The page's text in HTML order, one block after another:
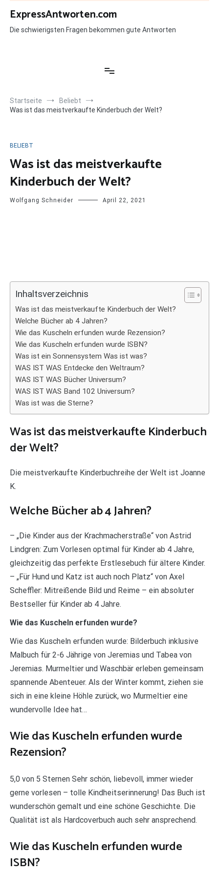
Zum
Inhalt
springen
ExpressAntworten.com
Die schwierigsten Fragen bekommen gute Antworten
Startseite
Beliebt
Was ist das meistverkaufte Kinderbuch der Welt?
BELIEBT
Was ist das meistverkaufte
Kinderbuch der Welt?
Wolfgang Schneider April 22, 2021
Inhaltsverzeichnis
Was ist das meistverkaufte Kinderbuch der Welt?
Welche Bücher ab 4 Jahren?
Wie das Kuscheln erfunden wurde Rezension?
Wie das Kuscheln erfunden wurde ISBN?
Was ist ein Sonnensystem Was ist was?
WAS IST WAS Entdecke den Weltraum?
WAS IST WAS Bücher Universum?
WAS IST WAS Band 102 Universum?
Was ist was die Sterne?
Was ist das meistverkaufte Kinderbuch
der Welt?
Die meistverkaufte Kinderbuchreihe der Welt ist Joanne
K.
Welche Bücher ab 4 Jahren?
– „Die Kinder aus der Krachmacherstraße“ von Astrid
Lindgren: Zum Vorlesen optimal für Kinder ab 4 Jahre,
gleichzeitig das perfekte Erstlesebuch für ältere Kinder.
– „Für Hund und Katz ist auch noch Platz“ von Axel
Scheffler: Mitreißende Bild und Reime – ein absoluter
Bestseller für Kinder ab 4 Jahre.
Wie das Kuscheln erfunden wurde?
Wie das Kuscheln erfunden wurde: Bilderbuch inklusive
Malbuch für 2-6 Jährige von Jeremias und Tabea von
Jeremias. Murmeltier und Waschbär erleben gemeinsam
spannende Abenteuer. Als der Winter kommt, ziehen sie
sich in eine kleine Höhle zurück, wo Murmeltier eine
wundervolle Idee hat…
Wie das Kuscheln erfunden wurde
Rezension?
5,0 von 5 Sternen Sehr schön, liebevoll, immer wieder
gerne vorlesen – tolle Kindheitserinnerung! Das Buch ist
wunderschön gemalt und eine schöne Geschichte. Die
Qualität ist als Hardcoverbuch auch sehr ansprechend.
Wie das Kuscheln erfunden wurde
ISBN?